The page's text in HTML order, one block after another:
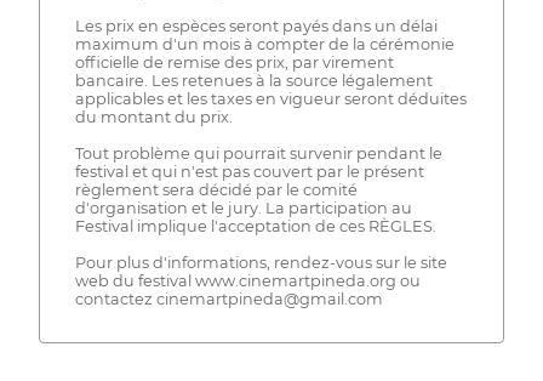
Les prix en espèces seront payés dans un délai
maximum d'un mois à compter de la cérémonie
officielle de remise des prix, par virement
bancaire. Les retenues à la source légalement
applicables et les taxes en vigueur seront déduites
du montant du prix.
Tout problème qui pourrait survenir pendant le
festival et qui n'est pas couvert par le présent
règlement sera décidé par le comité
d'organisation et le jury. La participation au
Festival implique l'acceptation de ces RÈGLES.
Pour plus d'informations, rendez-vous sur le site
web du festival www.cinemartpineda.org ou
contactez cinemartpineda@gmail.com